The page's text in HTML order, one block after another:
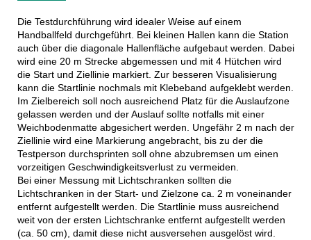
Die Testdurchführung wird idealer Weise auf einem
Handballfeld durchgeführt. Bei kleinen Hallen kann die Station
auch über die diagonale Hallenfläche aufgebaut werden. Dabei
wird eine 20 m Strecke abgemessen und mit 4 Hütchen wird
die Start und Ziellinie markiert. Zur besseren Visualisierung
kann die Startlinie nochmals mit Klebeband aufgeklebt werden.
Im Zielbereich soll noch ausreichend Platz für die Auslaufzone
gelassen werden und der Auslauf sollte notfalls mit einer
Weichbodenmatte abgesichert werden. Ungefähr 2 m nach der
Ziellinie wird eine Markierung angebracht, bis zu der die
Testperson durchsprinten soll ohne abzubremsen um einen
vorzeitigen Geschwindigkeitsverlust zu vermeiden.
Bei einer Messung mit Lichtschranken sollten die
Lichtschranken in der Start- und Zielzone ca. 2 m voneinander
entfernt aufgestellt werden. Die Startlinie muss ausreichend
weit von der ersten Lichtschranke entfernt aufgestellt werden
(ca. 50 cm), damit diese nicht ausversehen ausgelöst wird.